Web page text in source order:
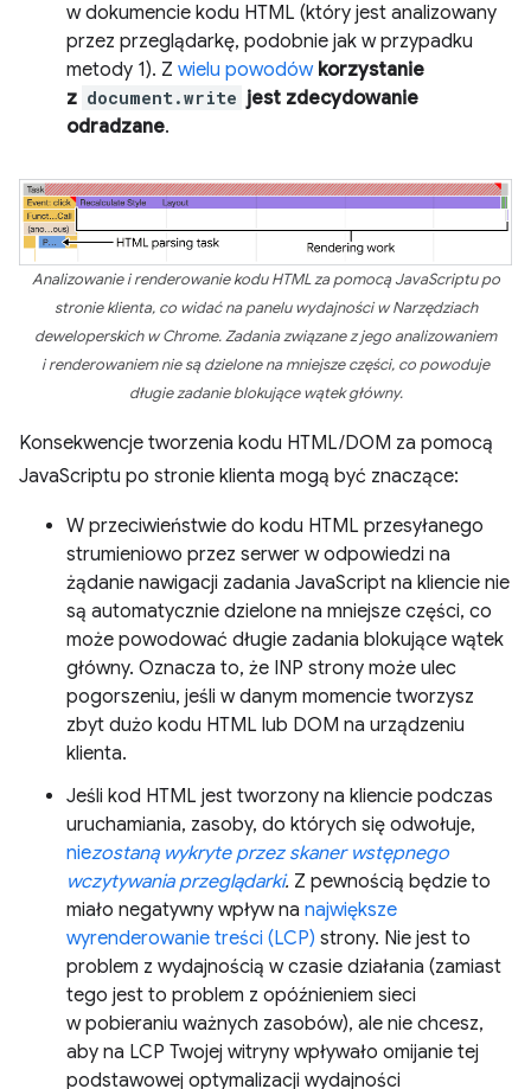
w dokumencie kodu HTML (który jest analizowany
przez przeglądarkę, podobnie jak w przypadku
metody 1). Z wielu powodów korzystanie
z document.write jest zdecydowanie
odradzane.
Analizowanie i renderowanie kodu HTML za pomocą JavaScriptu po
stronie klienta, co widać na panelu wydajności w Narzędziach
deweloperskich w Chrome. Zadania związane z jego analizowaniem
i renderowaniem nie są dzielone na mniejsze części, co powoduje
długie zadanie blokujące wątek główny.
Konsekwencje tworzenia kodu HTML/DOM za pomocą
JavaScriptu po stronie klienta mogą być znaczące:
W przeciwieństwie do kodu HTML przesyłanego
strumieniowo przez serwer w odpowiedzi na
żądanie nawigacji zadania JavaScript na kliencie nie
są automatycznie dzielone na mniejsze części, co
może powodować długie zadania blokujące wątek
główny. Oznacza to, że INP strony może ulec
pogorszeniu, jeśli w danym momencie tworzysz
zbyt dużo kodu HTML lub DOM na urządzeniu
klienta.
Jeśli kod HTML jest tworzony na kliencie podczas
uruchamiania, zasoby, do których się odwołuje,
niezostaną wykryte przez skaner wstępnego
wczytywania przeglądarki. Z pewnością będzie to
miało negatywny wpływ na największe
wyrenderowanie treści (LCP) strony. Nie jest to
problem z wydajnością w czasie działania (zamiast
tego jest to problem z opóźnieniem sieci
w pobieraniu ważnych zasobów), ale nie chcesz,
aby na LCP Twojej witryny wpływało omijanie tej
podstawowej optymalizacji wydajności